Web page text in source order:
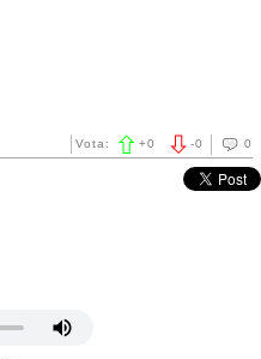
0
-0
Vota: +0